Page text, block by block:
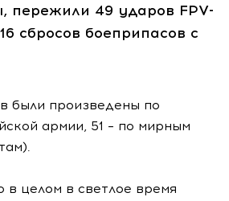
пережили 49 ударов FPV-
сбросов боеприпасов с
были произведены по
армии, 51 – по мирным
в целом в светлое время